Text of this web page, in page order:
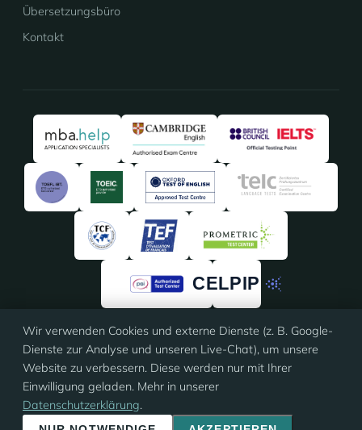
Übersetzungsbüro
Kontakt
★★★★★★★★★★
4,91/5 · 135 Bewertungen
auf
ProvenExpert
© 2026 Eloquia · ISO 9001 zertifiziert
Impressum·AGB·Datenschutz Cookie-Einstellungen
Wir verwenden Cookies und externe Dienste (z. B. Google-
Dienste zur Analyse und unseren Live-Chat), um unsere
Website zu verbessern. Diese werden nur mit Ihrer
Einwilligung geladen. Mehr in unserer
Datenschutzerklärung.